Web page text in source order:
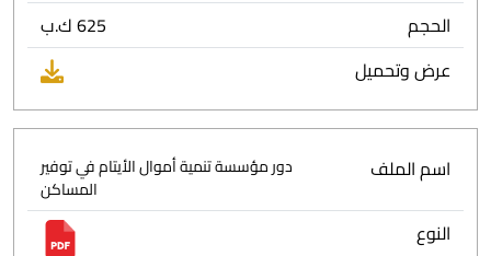
الحجم
625 ك.ب
عرض وتحميل
اسم الملف
دور مؤسسة تنمية أموال الأيتام في توفير
المساكن
النوع